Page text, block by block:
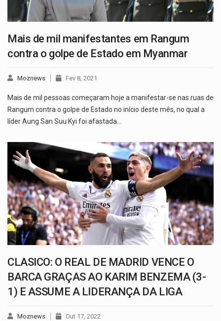
Mais de mil manifestantes em Rangum
contra o golpe de Estado em Myanmar
Moznews Fev 8, 2021
Mais de mil pessoas começaram hoje a manifestar-se nas ruas de
Rangum contra o golpe de Estado no início deste mês, no qual a
líder Aung San Suu Kyi foi afastada…
CLASICO: O REAL DE MADRID VENCE O
BARCA GRAÇAS AO KARIM BENZEMA (3-
1) E ASSUME A LIDERANÇA DA LIGA
Moznews Out 17, 2022